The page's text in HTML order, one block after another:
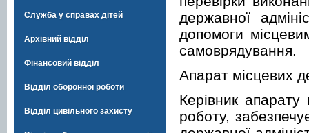
Служба у справах дітей
Архівний відділ
Фінансовий відділ
Відділ оборонної роботи
Відділ цивільного захисту
державної
допомоги
самоврядування.
Апарат місцевих
Керівник апарату
роботу,